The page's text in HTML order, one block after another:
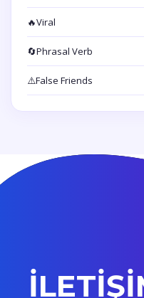
🔥Viral
🔄Phrasal Verb
⚠️False Friends